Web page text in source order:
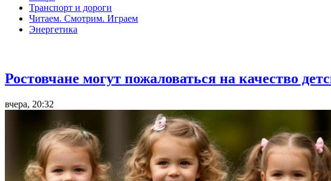
Транспорт и дороги
Читаем. Смотрим. Играем
Энергетика
Ростовчане могут пожаловаться на качество
вчера, 20:32